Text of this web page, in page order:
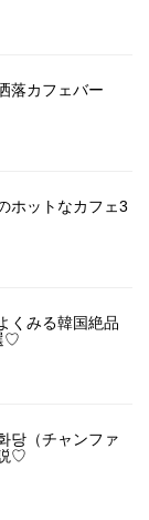
落カフェバー
ホットなカフェ3
くみる韓国絶品
♡
당（チャンファ
♡